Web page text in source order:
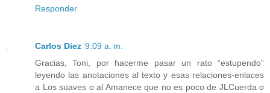
Responder
Carlos Diez 9:09 a. m.
Gracias, Toni, por hacerme pasar un rato “estupendo”
leyendo las anotaciones al texto y esas relaciones-enlaces
a Los suaves o al Amanece que no es poco de JLCuerda o